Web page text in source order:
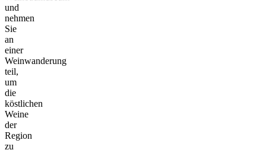
und
nehmen
Sie
an
einer
Weinwanderung
teil,
um
die
köstlichen
Weine
der
Region
zu